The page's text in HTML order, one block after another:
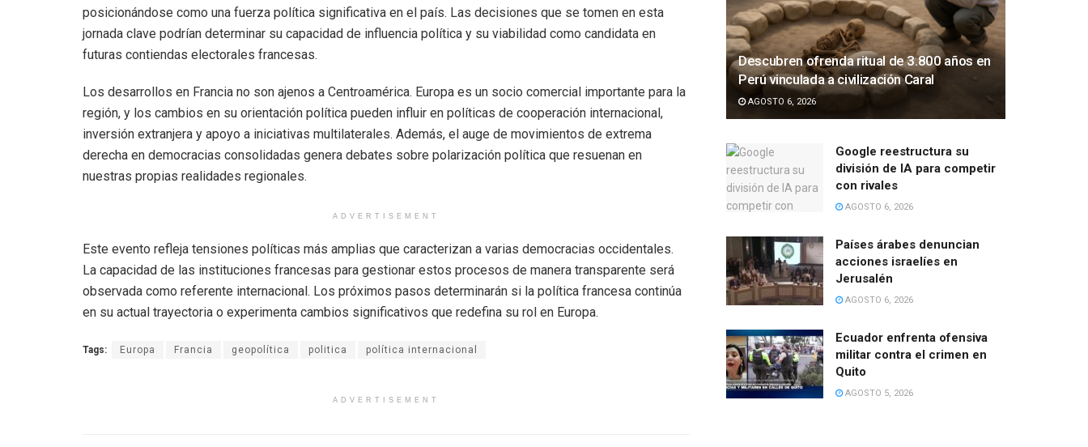
posicionándose como una fuerza política significativa en el país. Las decisiones que se tomen en esta
jornada clave podrían determinar su capacidad de influencia política y su viabilidad como candidata en
futuras contiendas electorales francesas.
Los desarrollos en Francia no son ajenos a Centroamérica. Europa es un socio comercial importante para la
región, y los cambios en su orientación política pueden influir en políticas de cooperación internacional,
inversión extranjera y apoyo a iniciativas multilaterales. Además, el auge de movimientos de extrema
derecha en democracias consolidadas genera debates sobre polarización política que resuenan en
nuestras propias realidades regionales.
ADVERTISEMENT
Este evento refleja tensiones políticas más amplias que caracterizan a varias democracias occidentales.
La capacidad de las instituciones francesas para gestionar estos procesos de manera transparente será
observada como referente internacional. Los próximos pasos determinarán si la política francesa continúa
en su actual trayectoria o experimenta cambios significativos que redefina su rol en Europa.
Tags: Europa Francia geopolítica politica política internacional
ADVERTISEMENT
Descubren ofrenda ritual de 3.800 años en
Perú vinculada a civilización Caral
AGOSTO 6, 2026
Google reestructura su
división de IA para competir
con rivales
AGOSTO 6, 2026
Países árabes denuncian
acciones israelíes en
Jerusalén
AGOSTO 6, 2026
Ecuador enfrenta ofensiva
militar contra el crimen en
Quito
AGOSTO 5, 2026